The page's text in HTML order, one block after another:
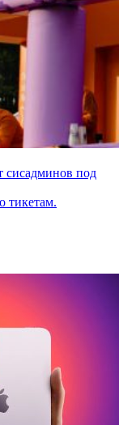
сисадминов под
тикетам.